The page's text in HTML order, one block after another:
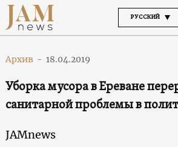
РУССКИЙ
Архив - 18.04.2019
Уборка мусора в Ереване
санитарной проблемы в
JAMnews